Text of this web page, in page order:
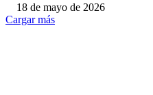
18 de mayo de 2026
Cargar más